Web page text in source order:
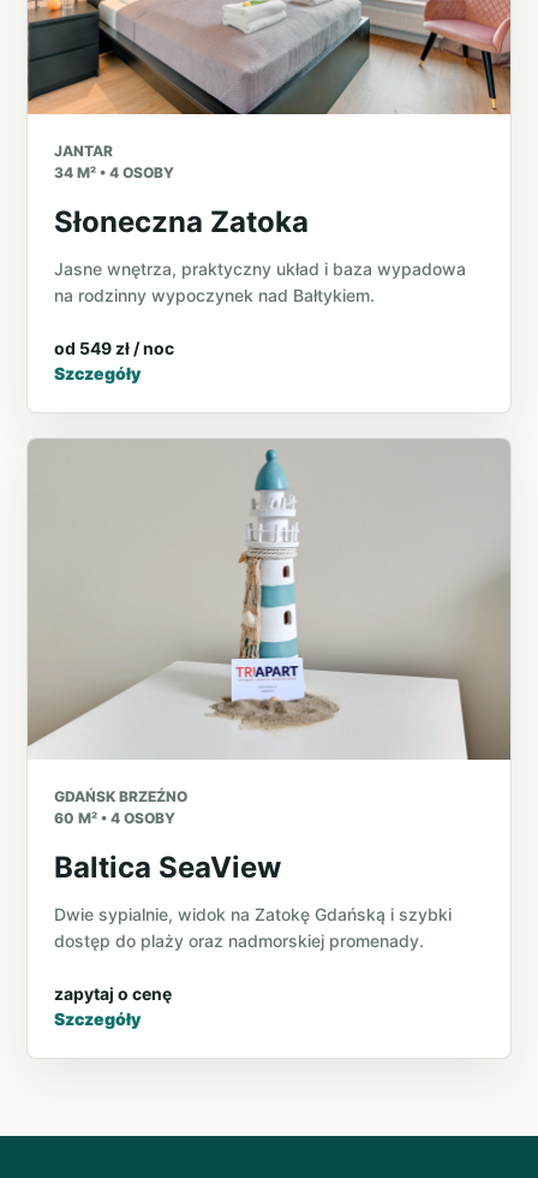
JANTAR
34 M² • 4 OSOBY
Słoneczna Zatoka
Jasne wnętrza, praktyczny układ i baza wypadowa
na rodzinny wypoczynek nad Bałtykiem.
od 549 zł / noc
Szczegóły
GDAŃSK BRZEŹNO
60 M² • 4 OSOBY
Baltica SeaView
Dwie sypialnie, widok na Zatokę Gdańską i szybki
dostęp do plaży oraz nadmorskiej promenady.
zapytaj o cenę
Szczegóły